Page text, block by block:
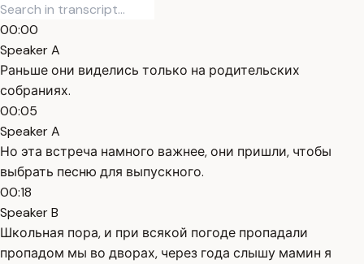
00:00
Speaker A
Раньше они виделись только на родительских
собраниях.
00:05
Speaker A
Но эта встреча намного важнее, они пришли, чтобы
выбрать песню для выпускного.
00:18
Speaker B
Школьная пора, и при всякой погоде пропадали
пропадом мы во дворах, через года слышу мамин я